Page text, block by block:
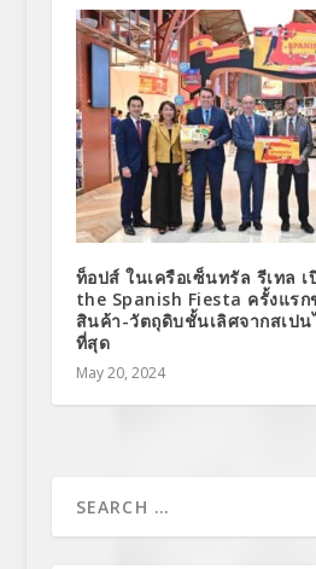
ท็อปส์ ในเครือเซ็นทรัล รีเทล
the Spanish Fiesta ครั้งแรก
สินค้า-วัตถุดิบชั้นเลิศจากสเปน
ที่สุด
May 20, 2024